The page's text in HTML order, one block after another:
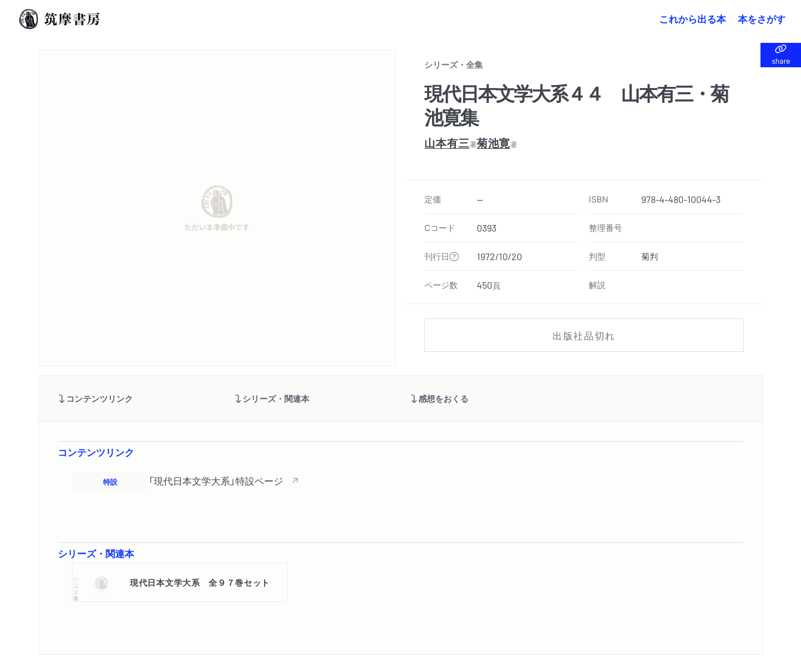
これから出る本 本をさがす
share
share
シリーズ・全集
現代日本文学大系４４ 山本有三・菊
池寛集
山本有三著菊池寛著
定価 -- ISBN 978-4-480-10044-3
Cコード 0393 整理番号
刊行日 1972/10/20 判型 菊判
ページ数 450頁 解説
出版社品切れ
コンテンツリンク シリーズ・関連本 感想をおくる
コンテンツリンク
特設 「現代日本文学大系」特設ページ
シリーズ・関連本
シリーズ・全集 現代日本文学大系 全９７巻セット